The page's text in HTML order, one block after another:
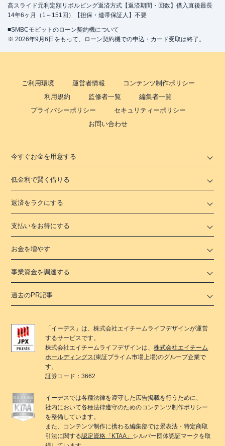
高スライド元利定額リボルビング返済方式【返済期間・回数】借入直後最長
14年6ヶ月（1～151回）【担保・連帯保証人】不要
■SMBCモビットのローン契約機について
※ 2026年9月6日をもって、ローン契約機での申込・カード受取は終了。
ご利用環境 運営者情報
コンテンツ制作ポリシー
利用規約
監修者一覧
編集者一覧
プライバシーポリシー
セキュリティーポリシー
お問い合わせ
今すぐお金を用意する
低金利で賢く借りる
返済をラクにする
支払いをお得にする
お金を増やす
事業資金を調達する
過去のPR記事
「 イーデス 」は、株式会社エイチームライフデザインが運営
するサービスです。
株式会社エイチームライフデザインは、株式会社エイチーム
ホールディングス(東証プライム市場上場)のグループ企業で
す。
証券コード：3662
イーデスでは各種法律を遵守した広告掲載を行うために、
社内において各種法律遵守のためのコンテンツ制作ポリシー
を整備しています。
また、コンテンツ制作に携わる編集部では景表法・特定商取
引法に関する認定資格「KTAA」 シルバー団体認証マークを取